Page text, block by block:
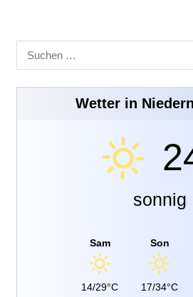
Suchen
nach:
Wetter in
sonnig
Sam
14/29°C
Son
17/34°C